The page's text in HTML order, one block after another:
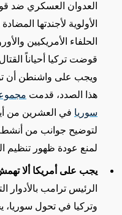
العدوان العسكري ضد
الأولوية لأجندتها
الحلفاء الأمريكيين
قوضت تركيا أحياناً
ويجب على واشنطن أن
هذا الصدد، قدمت
سوريا في العشرين من
لتوضيح جوانب من
لمنع عودة ظهور تنظيم
يجب على أمريكا ألا
الرئيس ترامب بالأدوار
وتركيا في تحول